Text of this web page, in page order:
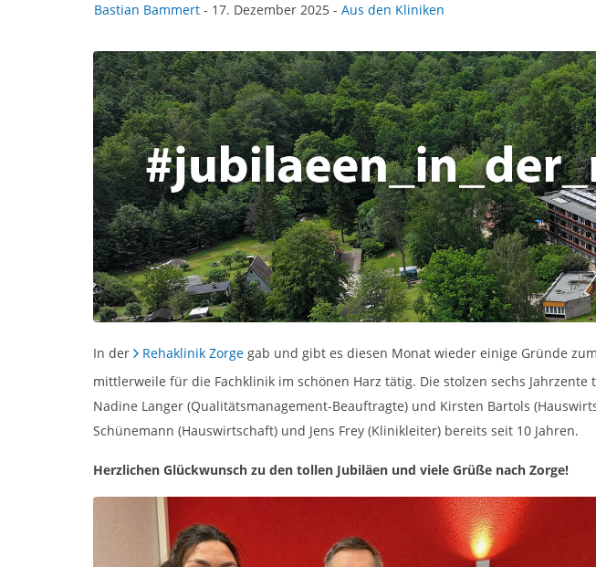
Bastian Bammert - 17. Dezember 2025 - Aus den Kliniken
In der Rehaklinik Zorge gab und gibt es diesen Monat wieder einige Gründe
mittlerweile für die Fachklinik im schönen Harz tätig. Die stolzen sechs
Nadine Langer (Qualitätsmanagement-Beauftragte) und Kirsten Bartols
Schünemann (Hauswirtschaft) und Jens Frey (Klinikleiter) bereits seit 10 Jahren.
Herzlichen Glückwunsch zu den tollen Jubiläen und viele Grüße nach Zorge!